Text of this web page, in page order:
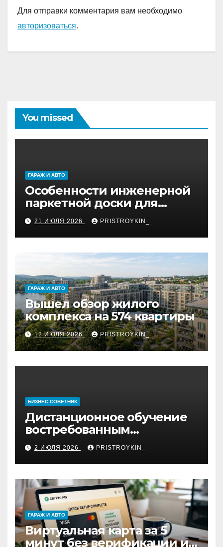
Для отправки комментария вам необходимо
авторизоваться.
You missed
ГАРАЖ И АВТО
Особенности инженерной
паркетной доски для
укладки французской
ёлкой
21 ИЮЛЯ 2026 PRISTROYKIN_
ГАРАЖ И АВТО
Вышел обзор жилого
комплекса на 574 квартиры
12 ИЮЛЯ 2026 PRISTROYKIN_
БИЗНЕС СОВЕТНИК
Дистанционное обучение
востребованным
профессиям
2 ИЮЛЯ 2026 PRISTROYKIN_
ГАРАЖ И АВТО
Виртуальная карта за 5
минут без верификации и